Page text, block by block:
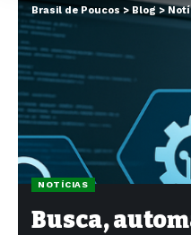
Brasil de Poucos > Blog >
NOTÍCIAS
Busca,